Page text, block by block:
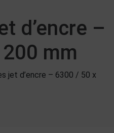
d’encre –
mm
jet d’encre – 6300 / 50 x